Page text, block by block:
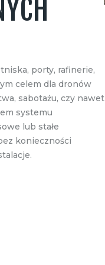
porty, rafinerie,
celem dla dronów
sabotażu, czy nawet
systemu
lub stałe
konieczności